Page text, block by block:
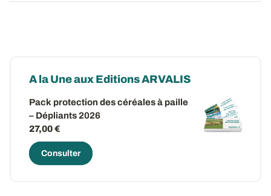
A la Une aux Editions ARVALIS
Pack protection des céréales à paille
– Dépliants 2026
27,00 €
Consulter